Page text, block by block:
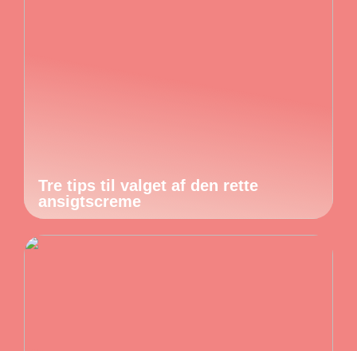
Tre tips til valget af den rette
ansigtscreme